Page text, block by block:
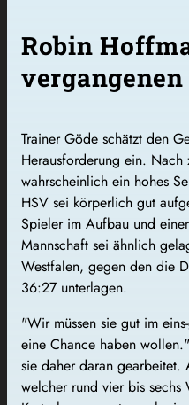
Robin
Trainer Göde schätzt den
Herausforderung ein.
wahrscheinlich ein hohes
HSV sei körperlich gut
Spieler im Aufbau und
Mannschaft sei ähnlich
Westfalen, gegen den die
36:27 unterlagen.
"Wir müssen sie gut im
eine Chance haben
sie daher daran
welcher rund vier bis